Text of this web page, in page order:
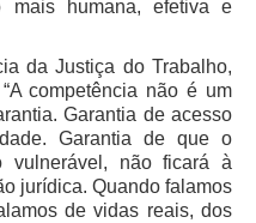
e Intérpretes
mais humana, efetiva e
da Justiça do Trabalho,
competência não é um
Garantia de acesso
Garantia de que o
vulnerável, não ficará à
jurídica. Quando falamos
de vidas reais, dos